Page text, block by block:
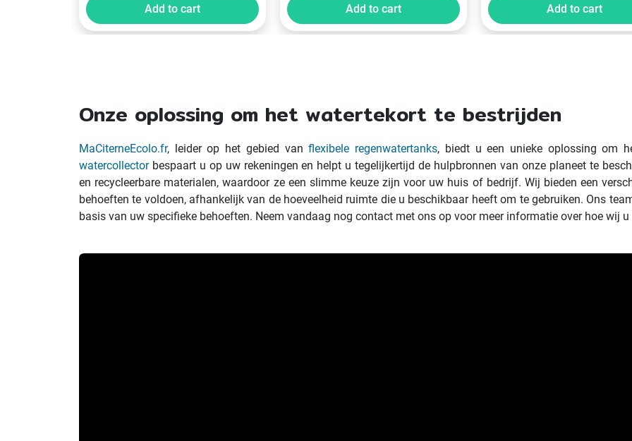
Add to cart Add to cart Add to cart
Onze oplossing om het watertekort te bestrijden
MaCiterneEcolo.fr, leider op het gebied vanflexibele regenwatertanks, biedt u een unieke oplossing om
watercollectorbespaart u op uw rekeningen en helpt u tegelijkertijd de hulpbronnen van onze planeet te
en recycleerbare materialen, waardoor ze een slimme keuze zijn voor uw huis of bedrijf. Wij bieden een
behoeften te voldoen, afhankelijk van de hoeveelheid ruimte die u beschikbaar heeft om te gebruiken. Ons
basis van uw specifieke behoeften. Neem vandaag nog contact met ons op voor meer informatie over hoe wij